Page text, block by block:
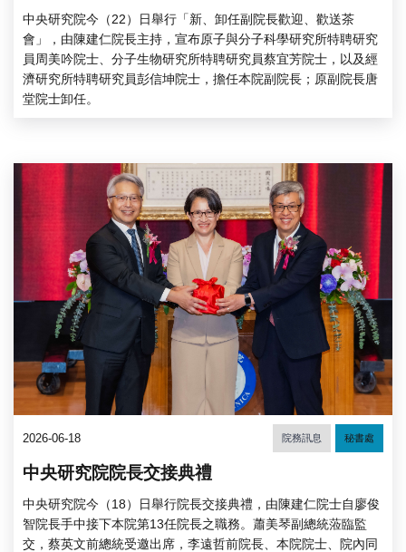
中央研究院今（22）日舉行「新、卸任副院長歡迎、歡送茶
會」，由陳建仁院長主持，宣布原子與分子科學研究所特聘研究
員周美吟院士、分子生物研究所特聘研究員蔡宜芳院士，以及經
濟研究所特聘研究員彭信坤院士，擔任本院副院長；原副院長唐
堂院士卸任。
2026-06-18 院務訊息 秘書處
中央研究院院長交接典禮
中央研究院今（18）日舉行院長交接典禮，由陳建仁院士自廖俊
智院長手中接下本院第13任院長之職務。蕭美琴副總統蒞臨監
交，蔡英文前總統受邀出席，李遠哲前院長、本院院士、院內同